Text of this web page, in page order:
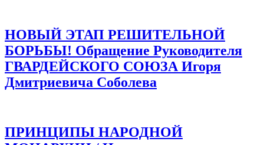
НОВЫЙ ЭТАП РЕШИТЕЛЬНОЙ
БОРЬБЫ! Обращение Руководителя
ГВАРДЕЙСКОГО СОЮЗА Игоря
Дмитриевича Соболева
ПРИНЦИПЫ НАРОДНОЙ